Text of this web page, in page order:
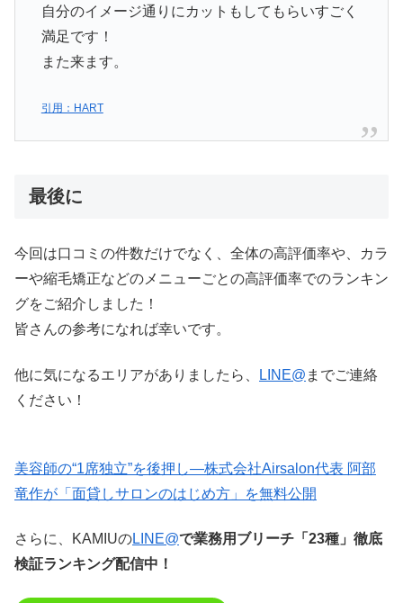
自分のイメージ通りにカットもしてもらいすごく
満足です！
また来ます。
引用：HART
最後に
今回は口コミの件数だけでなく、全体の高評価率や、カラ
ーや縮毛矯正などのメニューごとの高評価率でのランキン
グをご紹介しました！
皆さんの参考になれば幸いです。
他に気になるエリアがありましたら、 LINE@ までご連絡
ください！
美容師の“1席独立”を後押し—株式会社Airsalon代表 阿部
竜作が「面貸しサロンのはじめ方」を無料公開
さらに、KAMIUのLINE@で業務用ブリーチ「23種」徹底
検証ランキング配信中！